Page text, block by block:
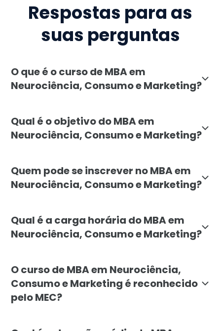
Respostas para as
suas perguntas
O que é o curso de MBA em
Neurociência, Consumo e Marketing?
Qual é o objetivo do MBA em
Neurociência, Consumo e Marketing?
Quem pode se inscrever no MBA em
Neurociência, Consumo e Marketing?
Qual é a carga horária do MBA em
Neurociência, Consumo e Marketing?
O curso de MBA em Neurociência,
Consumo e Marketing é reconhecido
pelo MEC?